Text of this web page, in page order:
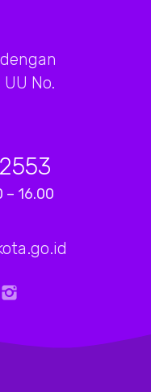
No.
– 16.00